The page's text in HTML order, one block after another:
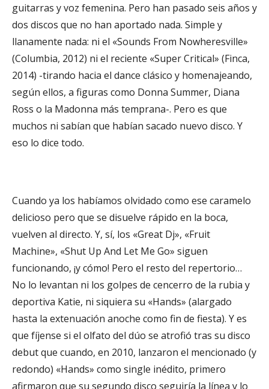
guitarras y voz femenina. Pero han pasado seis años y
dos discos que no han aportado nada. Simple y
llanamente nada: ni el «Sounds From Nowheresville»
(Columbia, 2012) ni el reciente «Super Critical» (Finca,
2014) -tirando hacia el dance clásico y homenajeando,
según ellos, a figuras como Donna Summer, Diana
Ross o la Madonna más temprana-. Pero es que
muchos ni sabían que habían sacado nuevo disco. Y
eso lo dice todo.
Cuando ya los habíamos olvidado como ese caramelo
delicioso pero que se disuelve rápido en la boca,
vuelven al directo. Y, sí, los «Great Dj», «Fruit
Machine», «Shut Up And Let Me Go» siguen
funcionando, ¡y cómo! Pero el resto del repertorio…
No lo levantan ni los golpes de cencerro de la rubia y
deportiva Katie, ni siquiera su «Hands» (alargado
hasta la extenuación anoche como fin de fiesta). Y es
que fíjense si el olfato del dúo se atrofió tras su disco
debut que cuando, en 2010, lanzaron el mencionado (y
redondo) «Hands» como single inédito, primero
afirmaron que su segundo disco seguiría la línea y lo